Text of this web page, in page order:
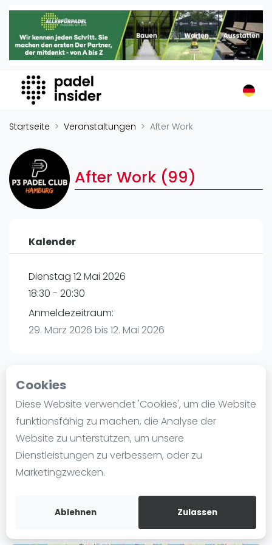
Cookies
Diese Website verwendet 'Cookies', um die Website
funktionsfähig zu machen, die Analyse der
Website zu unterstützen, um unsere
Dienstleistungen zu verbessern, oder zu
Marketingzwecken.
Ablehnen Zulassen
Padel Insider
Home
Organisationen
Buchungssysteme
Padel-Shops
Padelplatzbauer
Verschiedenes
Veranstaltungen
International
Ranking
Männer
Frauen
Blog
Die Geschichte von Padel
Regeln und Punktzählung
Padel Schläge
Video
Startseite Veranstaltungen After Work
After Work (99)
Kalender
Dienstag 12 Mai 2026
18:30 - 20:30
Anmeldezeitraum:
29. März 2026 bis 12. Mai 2026
Playtomic
P3 Padel Club Hamburg | Hamburg
Havighorster Weg 16
21031Hamburg
Routebeschrijving